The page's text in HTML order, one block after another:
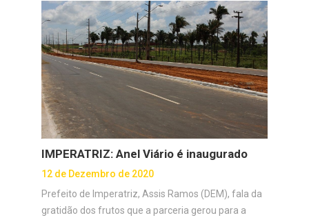
IMPERATRIZ: Anel Viário é inaugurado
12 de Dezembro de 2020
Prefeito de Imperatriz, Assis Ramos (DEM), fala da
gratidão dos frutos que a parceria gerou para a